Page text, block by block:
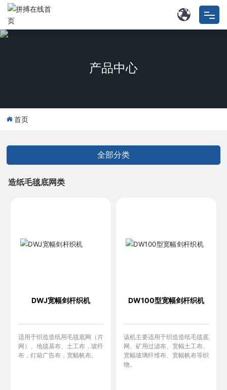
关于我们
拼搏(中国)
产品中心
首页
全部分类
造纸毛毯底网类
DWJ宽幅剑杆织机
适用于织造造纸用毛毯底网（片
网）、地毯基布、土工布，玻纤
布，灯箱广告布，宽幅帆布。
DW100型宽幅剑杆织机
该机主要适用于织造造纸毛毯底
网、矿用过滤布、宽幅土工布、
宽幅玻璃纤维布、宽幅帆布等织
物。